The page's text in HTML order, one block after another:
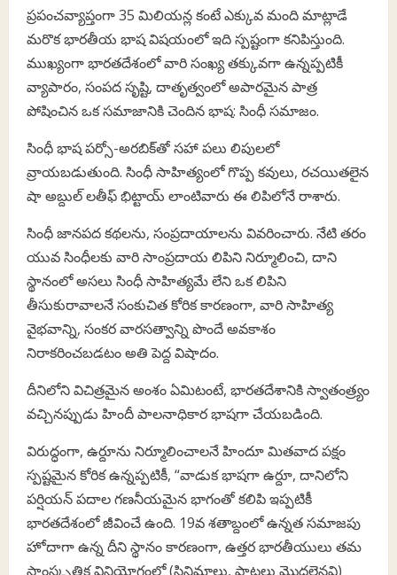
ప్రపంచవ్యాప్తంగా 35 మిలియన్ల కంటే ఎక్కువ మంది మాట్లాడే
మరొక భారతీయ భాష విషయంలో ఇది స్పష్టంగా కనిపిస్తుంది.
ముఖ్యంగా భారతదేశంలో వారి సంఖ్య తక్కువగా ఉన్నప్పటికీ
వ్యాపారం, సంపద సృష్టి, దాతృత్వంలో అపారమైన పాత్ర
పోషించిన ఒక సమాజానికి చెందిన భాష: సింధీ సమాజం.
సింధీ భాష పర్సో-అరబిక్‌తో సహా పలు లిపులలో
వ్రాయబడుతుంది. సింధీ సాహిత్యంలో గొప్ప కవులు, రచయితలైన
షా అబ్దుల్ లతీఫ్ భిట్టాయ్ లాంటివారు ఈ లిపిలోనే రాశారు.
సింధీ జానపద కథలను, సంప్రదాయాలను వివరించారు. నేటి తరం
యువ సింధీలకు వారి సాంప్రదాయ లిపిని నిర్మూలించి, దాని
స్థానంలో అసలు సింధీ సాహిత్యమే లేని ఒక లిపిని
తీసుకురావాలనే సంకుచిత కోరిక కారణంగా, వారి సాహిత్య
వైభవాన్ని, సంకర వారసత్వాన్ని పొందే అవకాశం
నిరాకరించబడటం అతి పెద్ద విషాదం.
దీనిలోని విచిత్రమైన అంశం ఏమిటంటే, భారతదేశానికి స్వాతంత్ర్యం
వచ్చినప్పుడు హిందీ పాలనాధికార భాషగా చేయబడింది.
విరుద్ధంగా, ఉర్దూను నిర్మూలించాలనే హిందూ మితవాద పక్షం
స్పష్టమైన కోరిక ఉన్నప్పటికీ, “వాడుక భాషగా ఉర్దూ, దానిలోని
పర్షియన్ పదాల గణనీయమైన భాగంతో కలిపి ఇప్పటికీ
భారతదేశంలో జీవించే ఉంది. 19వ శతాబ్దంలో ఉన్నత సమాజపు
హోదాగా ఉన్న దీని స్థానం కారణంగా, ఉత్తర భారతీయులు తమ
సాంస్కృతిక వినియోగంలో (సినిమాలు, పాటలు మొదలైనవి)